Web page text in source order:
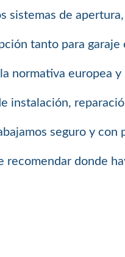
sistemas de
tanto para
normativa europea
instalación,
seguro y
recomendar donde